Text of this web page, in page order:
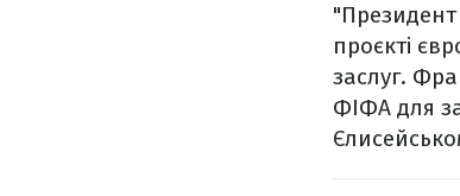
"Президент
проєкті
заслуг.
ФІФА для